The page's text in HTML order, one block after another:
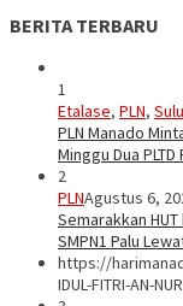
BERITA TERBARU
1
Etalase, PLN,
PLN Manado
Minggu Dua
2
PLNAgustus 6,
Semarakkan
SMPN1 Palu
https://
IDUL-FITRI-AN-